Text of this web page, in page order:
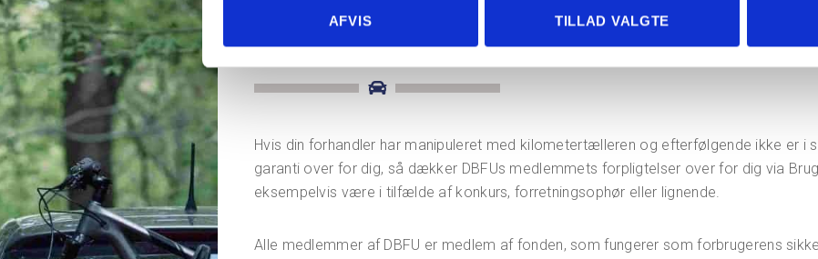
AFVIS TILLAD VALGTE
BRUGTBILGARANTIFONDEN DÆKKER
SNYD MED KILOMETERTÆLLEREN
Hvis din forhandler har manipuleret med kilometertælleren og efterfølgende ikke er i
garanti over for dig, så dækker DBFUs medlemmets forpligtelser over for dig via
eksempelvis være i tilfælde af konkurs, forretningsophør eller lignende.
Alle medlemmer af DBFU er medlem af fonden, som fungerer som forbrugerens